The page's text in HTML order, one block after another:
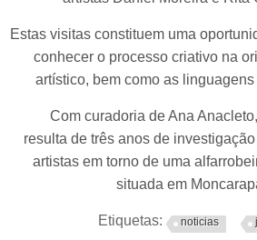
Estas visitas constituem uma
conhecer o processo criativo na
artístico, bem como as
Com curadoria de Ana
resulta de três anos de
artistas em torno de uma
situada em
Etiquetas: noticias